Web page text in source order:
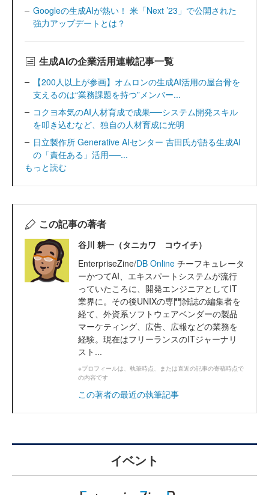
Googleの生成AIが熱い！ 米「Next ’23」で公開された
強力アップデートとは？
生成AIの企業活用連載記事一覧
【200人以上が参画】オムロンの生成AI活用の屋台骨を
支えるのは“業務課題を持つ”メンバー...
コクヨ本気のAI人材育成で成果──システム開発スキル
を叩き込むなど、独自の人材育成に光明
日立製作所 Generative AIセンター 吉田氏が語る生成AI
の「責任ある」活用──...
もっと読む
この記事の著者
谷川 耕一（タニカワ コウイチ）
EnterpriseZine/DB Online チーフキュレータ
ーかつてAI、エキスパートシステムが流行
っていたころに、開発エンジニアとしてIT
業界に。その後UNIXの専門雑誌の編集者を
経て、外資系ソフトウェアベンダーの製品
マーケティング、広告、広報などの業務を
経験。現在はフリーランスのITジャーナリ
スト...
※プロフィールは、執筆時点、または直近の記事の寄稿時点で
の内容です
この著者の最近の執筆記事
イベント